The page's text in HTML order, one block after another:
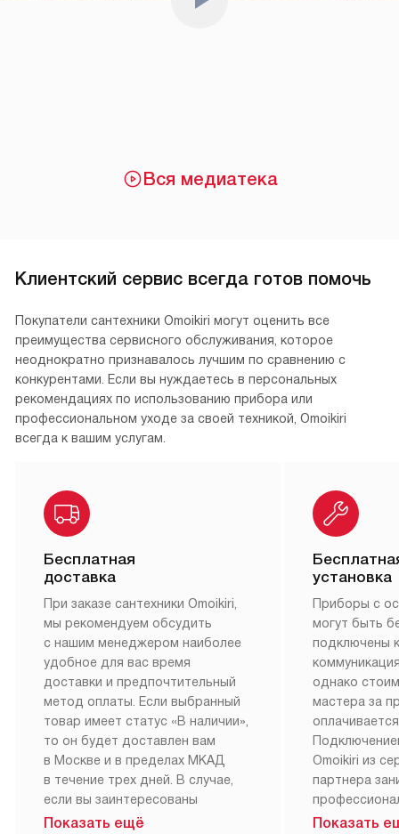
Вся медиатека
Клиентский сервис всегда готов помочь
Покупатели сантехники Omoikiri могут оценить все
преимущества сервисного обслуживания, которое
неоднократно признавалось лучшим по сравнению с
конкурентами. Если вы нуждаетесь в персональных
рекомендациях по использованию прибора или
профессиональном уходе за своей техникой, Omoikiri
всегда к вашим услугам.
Бесплатная
доставка
При заказе сантехники Omoikiri,
мы рекомендуем обсудить
с нашим менеджером наиболее
удобное для вас время
доставки и предпочтительный
метод оплаты. Если выбранный
товар имеет статус «В наличии»,
то он будет доставлен вам
в Москве и в пределах МКАД
в течение трех дней. В случае,
если вы заинтересованы
в товаре, который доступен
Показать ещё
установка
Приборы с
могут быть
подключены
однако
мастера за
Omoikiri из
партнера
Наш сервис
Показать